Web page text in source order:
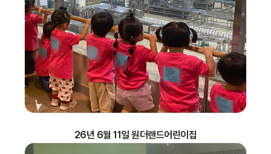
26년 6월 11일 원더랜드어린이집